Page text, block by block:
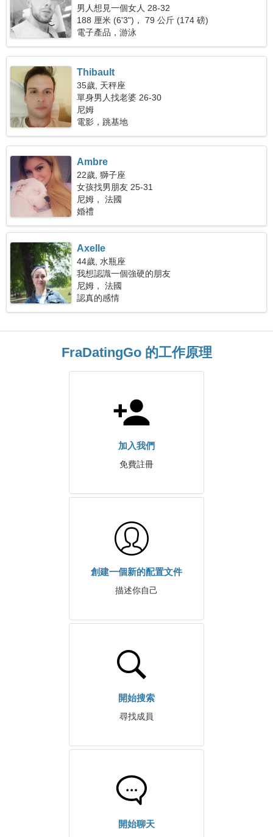
男人想見一個女人 28-32
188 厘米 (6'3")， 79 公斤 (174 磅)
電子產品，游泳
Thibault
35歲, 天秤座
單身男人找老婆 26-30
尼姆
電影，跳基地
Ambre
22歲, 獅子座
女孩找男朋友 25-31
尼姆， 法國
婚禮
Axelle
44歲, 水瓶座
我想認識一個強硬的朋友
尼姆， 法國
認真的感情
FraDatingGo 的工作原理
加入我們
免費註冊
創建一個新的配置文件
描述你自己
開始搜索
尋找成員
開始聊天